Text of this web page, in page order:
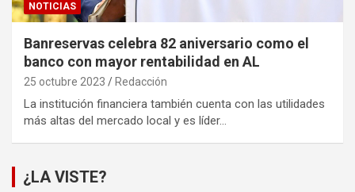
NOTICIAS
Banreservas celebra 82 aniversario como el
banco con mayor rentabilidad en AL
25 octubre 2023 Redacción
La institución financiera también cuenta con las utilidades
más altas del mercado local y es líder…
¿LA VISTE?